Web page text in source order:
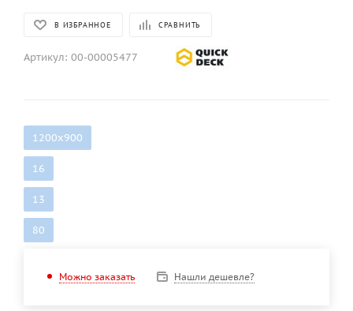
В ИЗБРАННОЕ СРАВНИТЬ
Артикул: 00-00005477
1200х900
16
13
80
Можно заказать Нашли дешевле?